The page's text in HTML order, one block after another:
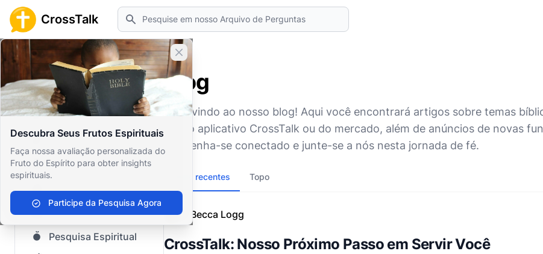
CrossTalk Pesquisar
Fechar banner
Descubra Seus Frutos Espirituais
Faça nossa avaliação personalizada do
Fruto do Espírito para obter insights
espirituais.
Participe da Pesquisa Agora
Home Blog
Início
Arquivo de Perguntas
Nosso blog
Conteúdo Salvo
Perguntas Populares
Bíblia Sagrada
Pesquisa Espiritual
Blog
Bem-vindo ao nosso blog! Aqui você encontrará artigos sobre temas
nosso aplicativo CrossTalk ou do mercado, além de anúncios de novas
Mantenha-se conectado e junte-se a nós nesta jornada de fé.
Mais recentes Topo
Becca Logg
CrossTalk: Nosso Próximo Passo em Servir Você